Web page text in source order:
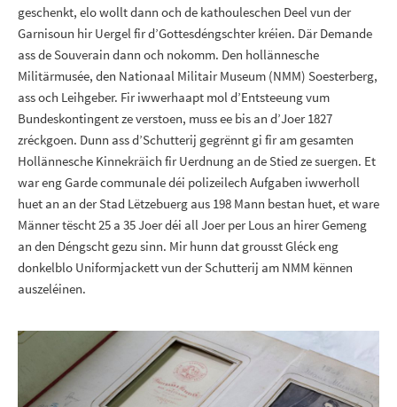
geschenkt, elo wollt dann och de kathouleschen Deel vun der
Garnisoun hir Uergel fir d’Gottesdéngschter kréien. Där Demande
ass de Souverain dann och nokomm. Den hollännesche
Militärmusée, den Nationaal Militair Museum (NMM) Soesterberg,
ass och Leihgeber. Fir iwwerhaapt mol d’Entsteeung vum
Bundeskontingent ze verstoen, muss ee bis an d’Joer 1827
zréckgoen. Dunn ass d’Schutterij gegrënnt gi fir am gesamten
Hollännesche Kinnekräich fir Uerdnung an de Stied ze suergen. Et
war eng Garde communale déi polizeilech Aufgaben iwwerholl
huet an an der Stad Lëtzebuerg aus 198 Mann bestan huet, et ware
Männer tëscht 25 a 35 Joer déi all Joer per Lous an hirer Gemeng
an den Déngscht gezu sinn. Mir hunn dat grousst Gléck eng
donkelblo Uniformjackett vun der Schutterij am NMM kënnen
auszeléinen.